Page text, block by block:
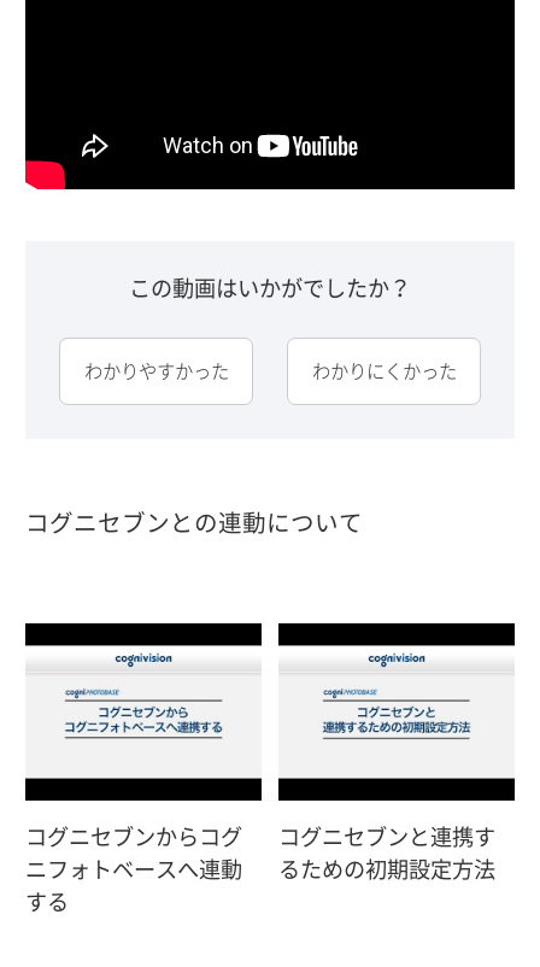
この動画はいかがでしたか？
わかりやすかった わかりにくかった
コグニセブンとの連動について
コグニセブンからコグ
ニフォトベースへ連動
する
コグニセブンと連携す
るための初期設定方法